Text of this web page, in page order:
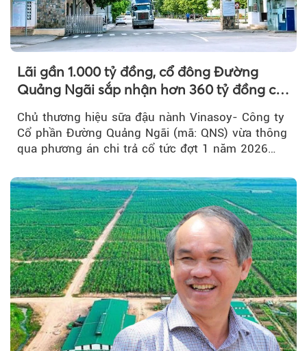
Lãi gần 1.000 tỷ đồng, cổ đông Đường
Quảng Ngãi sắp nhận hơn 360 tỷ đồng cổ
Chủ thương hiệu sữa đậu nành Vinasoy- Công ty
Cổ phần Đường Quảng Ngãi (mã: QNS) vừa thông
qua phương án chi trả cổ tức đợt 1 năm 2026